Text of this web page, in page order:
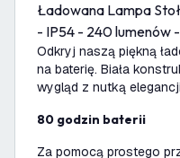
Ładowana Lampa
- IP54 - 240 lumenów
Odkryj naszą piękną
na baterię. Biała
wygląd z nutką
80 godzin baterii
Za pomocą prostego